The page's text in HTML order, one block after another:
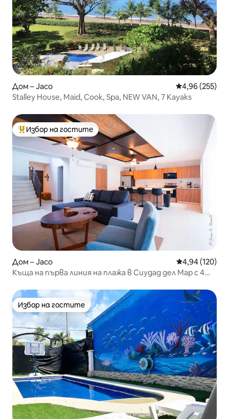
Дом – Jaco Средна
4,96 (255)
Stalley House, Maid, Cook, Spa, NEW VAN, 7 Kayaks
Най-популярен избор на гостите
Избор на гостите
Дом – Jaco Средна
4,94 (120)
Къща на първа линия на плажа в Сиудад дел Мар с 4
Избор на гостите
Избор на гостите